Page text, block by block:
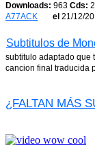
Downloads: 963 Cds: 2
A77ACK
el 21/12/
Subtitulos de
subtitulo adaptado que
cancion final traducida
¿FALTAN MÁS